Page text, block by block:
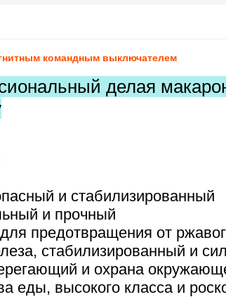
командным выключателем
делая
и стабилизированный
и прочный
предотвращения от
стабилизированный и
и охрана
еды, высокого класса и